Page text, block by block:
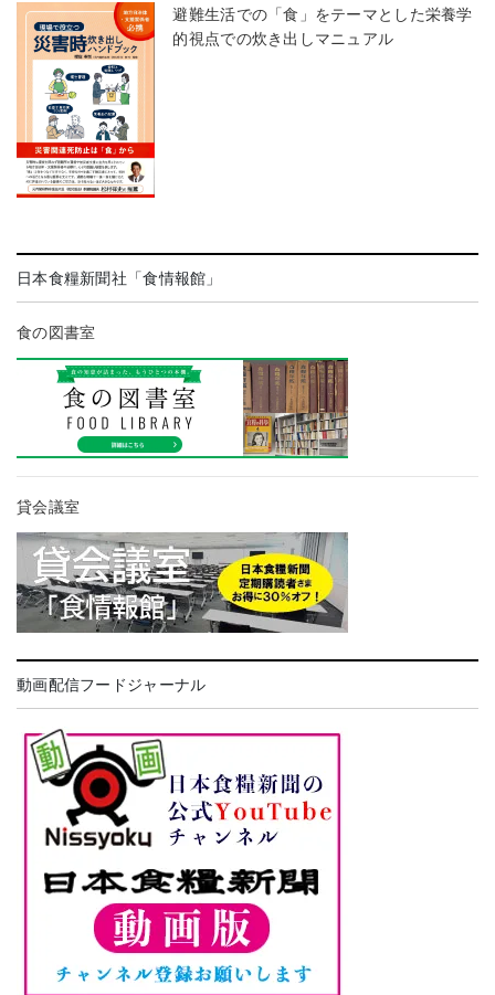
避難生活での「食」をテーマとした栄養学
的視点での炊き出しマニュアル
日本食糧新聞社「食情報館」
食の図書室
貸会議室
動画配信フードジャーナル